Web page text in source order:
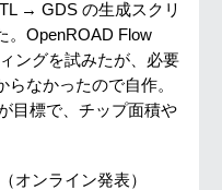
→ GDS の生成スクリ
。OpenROAD Flow
ングを試みたが、必要
なかったので自作。
目標で、チップ面積や
オンライン発表）